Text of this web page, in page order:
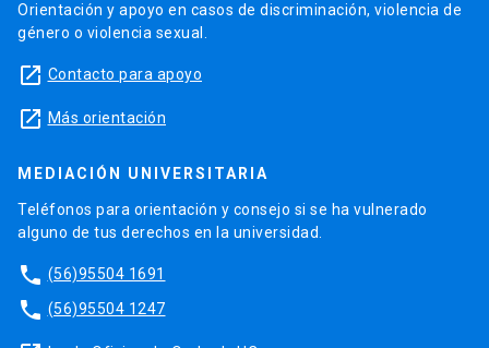
Orientación y apoyo en casos de discriminación, violencia de
género o violencia sexual.
launch Contacto para apoyo
launch Más orientación
MEDIACIÓN UNIVERSITARIA
Teléfonos para orientación y consejo si se ha vulnerado
alguno de tus derechos en la universidad.
phone (56)95504 1691
phone (56)95504 1247